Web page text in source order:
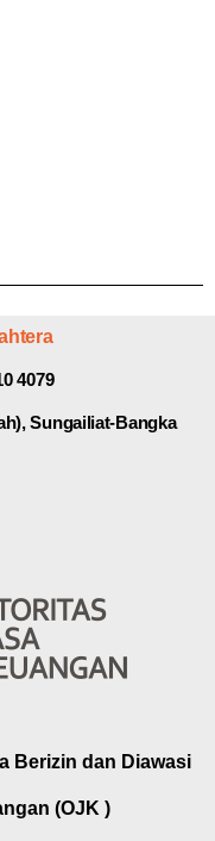
4079
Sungailiat-Bangka
Berizin dan Diawasi
(OJK )